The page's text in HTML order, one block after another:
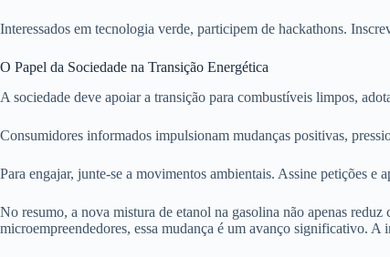
Interessados em tecnologia verde, participem de hackathons.
O Papel da Sociedade na Transição Energética
A sociedade deve apoiar a transição para combustíveis limpos,
Consumidores informados impulsionam mudanças positivas,
Para engajar, junte-se a movimentos ambientais. Assine petições
No resumo, a nova mistura de etanol na gasolina não apenas
microempreendedores, essa mudança é um avanço significativo.